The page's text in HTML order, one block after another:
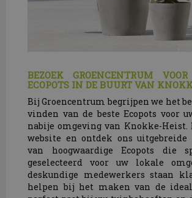
BEZOEK GROENCENTRUM
ECOPOTS IN DE BUURT VAN
Bij Groencentrum begrijpen we het
vinden van de beste Ecopots voor
nabije omgeving van Knokke-Heist.
website en ontdek ons uitgebreide
van hoogwaardige Ecopots die
geselecteerd voor uw lokale
deskundige medewerkers staan
helpen bij het maken van de